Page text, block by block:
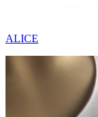
ALICE